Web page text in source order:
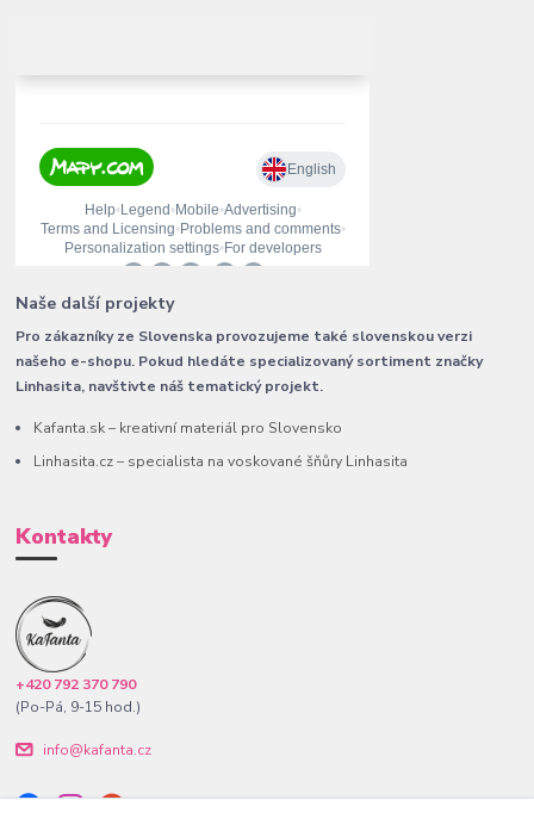
Naše další projekty
Pro zákazníky ze Slovenska provozujeme také slovenskou verzi
našeho e-shopu. Pokud hledáte specializovaný sortiment značky
Linhasita, navštivte náš tematický projekt.
Kafanta.sk – kreativní materiál pro Slovensko
Linhasita.cz – specialista na voskované šňůry Linhasita
Kontakty
+420 792 370 790
(Po-Pá, 9-15 hod.)
info@kafanta.cz